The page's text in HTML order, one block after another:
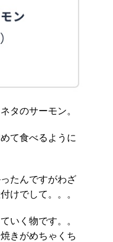
タのサーモン。
て食べるように
たんですがわざ
けでして。。。
いく物です。。
きがめちゃくち